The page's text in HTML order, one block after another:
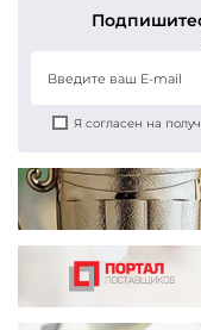
Я согласен на